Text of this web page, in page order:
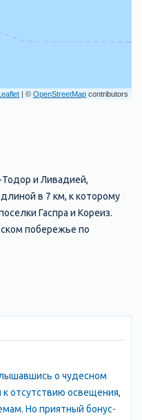
| © OpenStreetMap contributors
и Ливадией,
в 7 км, к которому
Гаспра и Кореиз.
побережье по
Мисхор – самое
и Гаспры несколько
По всему
а в горах растет
Мисхор – Ай-Петри. Дорога
1200 м.
расположенный в
о чудесном
отсутствию освещения,
Но приятный бонус-